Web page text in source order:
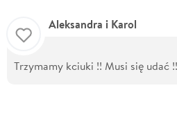
Aleksandra i Karol
Trzymamy kciuki !! Musi się udać !!